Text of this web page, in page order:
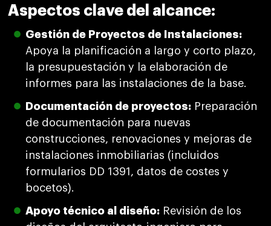
Aspectos clave del alcance:
Gestión de Proyectos de Instalaciones:
Apoya la planificación a largo y corto plazo,
la presupuestación y la elaboración de
informes para las instalaciones de la base.
Documentación de proyectos: Preparación
de documentación para nuevas
construcciones, renovaciones y mejoras de
instalaciones inmobiliarias (incluidos
formularios DD 1391, datos de costes y
bocetos).
Apoyo técnico al diseño: Revisión de los